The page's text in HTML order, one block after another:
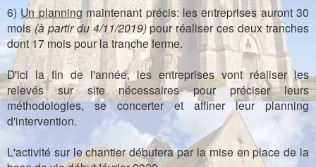
6) Un planningmaintenant précis: les entreprises auront 30
mois(à partir du 4/11/2019)pour réaliser ces deux tranches
dont 17 mois pour la tranche ferme.
D'ici la fin de l'année, les entreprises vont réaliser les
relevés sur site nécessaires pour préciser leurs
méthodologies, se concerter et affiner leur planning
d'intervention.
L'activité sur le chantier débutera par la mise en place de la